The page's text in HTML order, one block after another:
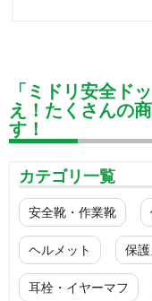
「ミドリ安全ド
え！たくさんの
す！
カテゴリ一覧
安全靴・作業靴
ヘルメット 保
耳栓・イヤーマフ